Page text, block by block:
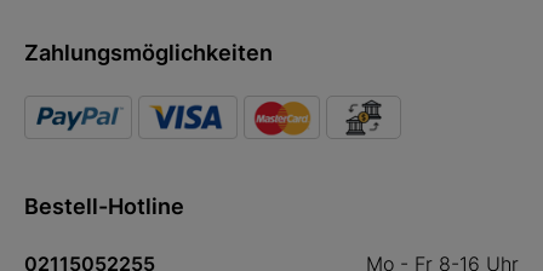
Zahlungsmöglichkeiten
Bestell-Hotline
02115052255 Mo - Fr 8-16 Uhr